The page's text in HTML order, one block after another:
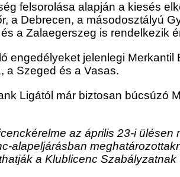
felsorolása alapján a kiesés
a Debrecen, a másodosztályú
a Zalaegerszeg is rendelkezik
engedélyeket jelenlegi
a Szeged és a Vasas.
Ligától már biztosan búcsúzó
az április 23-i
alapeljárásban
a Klublicenc Szabályzatnak